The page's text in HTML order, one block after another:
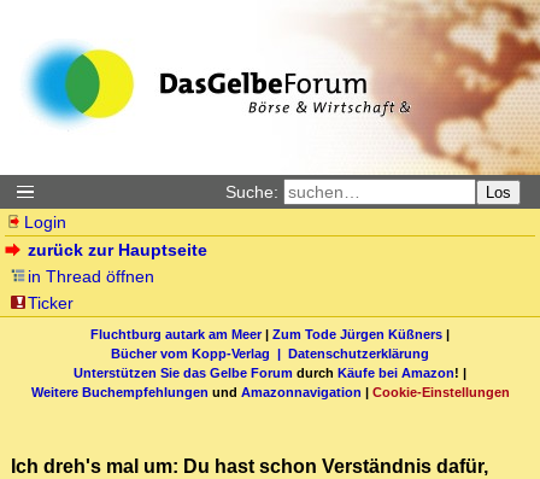
Suche: Los
Login
zurück zur Hauptseite
in Thread öffnen
Ticker
Fluchtburg autark am Meer| Zum Tode Jürgen Küßners |
Bücher vom Kopp-Verlag | Datenschutzerklärung
Unterstützen Sie das Gelbe Forum durch Käufe bei Amazon! |
Weitere Buchempfehlungen und Amazonnavigation | Cookie-Einstellungen
Ich dreh's mal um: Du hast schon Verständnis dafür,